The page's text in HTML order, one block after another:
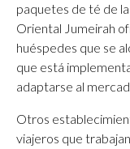
paquetes de té de
Oriental Jumeirah
huéspedes que se
que está
adaptarse al
Otros
viajeros que